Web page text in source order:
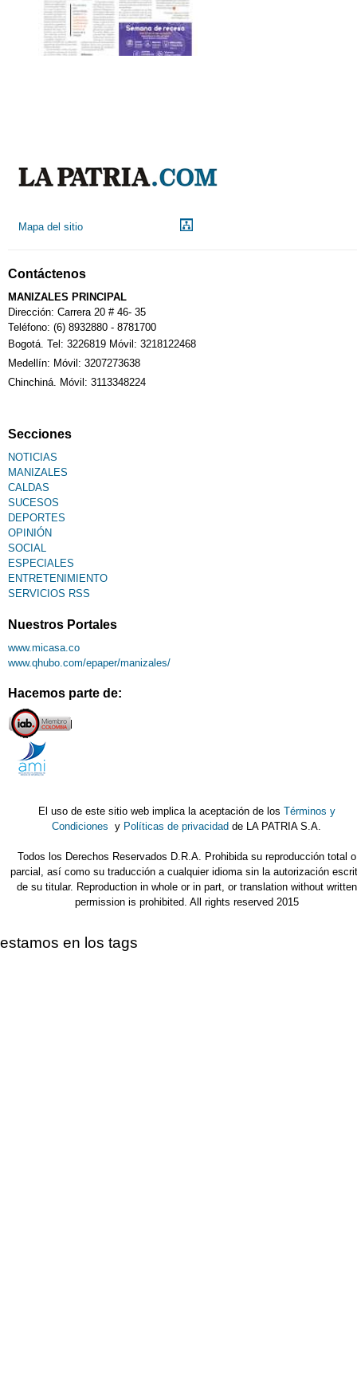
Mapa del sitio
Contáctenos
MANIZALES PRINCIPAL
Dirección: Carrera 20 # 46- 35
Teléfono: (6) 8932880 - 8781700
Bogotá. Tel: 3226819 Móvil: 3218122468
Medellín: Móvil: 3207273638
Chinchiná. Móvil: 3113348224
Secciones
NOTICIAS
MANIZALES
CALDAS
SUCESOS
DEPORTES
OPINIÓN
SOCIAL
ESPECIALES
ENTRETENIMIENTO
SERVICIOS RSS
Nuestros Portales
www.micasa.co
www.qhubo.com/epaper/manizales/
Hacemos parte de:
El uso de este sitio web implica la aceptación de los Términos y
Condiciones y Políticas de privacidad de LA PATRIA S.A.
Todos los Derechos Reservados D.R.A. Prohibida su reproducción total o
parcial, así como su traducción a cualquier idioma sin la autorización
de su titular. Reproduction in whole or in part, or translation without written
permission is prohibited. All rights reserved 2015
estamos en los tags